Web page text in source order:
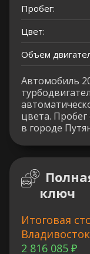
Пробег:
Цвет:
Объем
Автомобиль
цвета. Пробег
в городе
ключ
Итоговая
2 816 085 ₽